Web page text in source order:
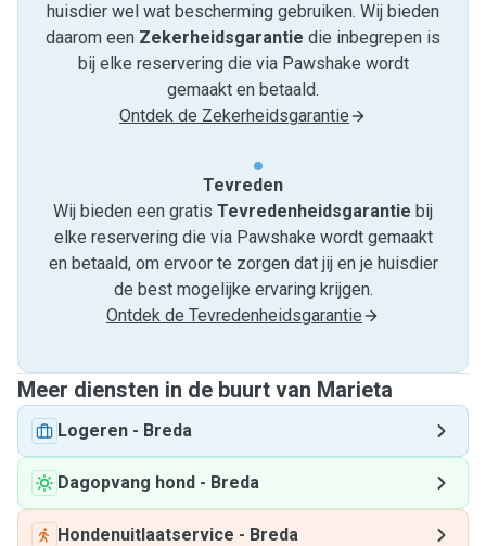
huisdier wel wat bescherming gebruiken. Wij bieden
daarom een Zekerheidsgarantie die inbegrepen is
bij elke reservering die via Pawshake wordt
gemaakt en betaald.
Ontdek de Zekerheidsgarantie
Tevreden
Wij bieden een gratis Tevredenheids­garantie bij
elke reservering die via Pawshake wordt gemaakt
en betaald, om ervoor te zorgen dat jij en je huisdier
de best mogelijke ervaring krijgen.
Ontdek de Tevredenheidsgarantie
Meer diensten in de buurt van Marieta
Logeren - Breda
Dagopvang hond - Breda
Hondenuitlaatservice - Breda